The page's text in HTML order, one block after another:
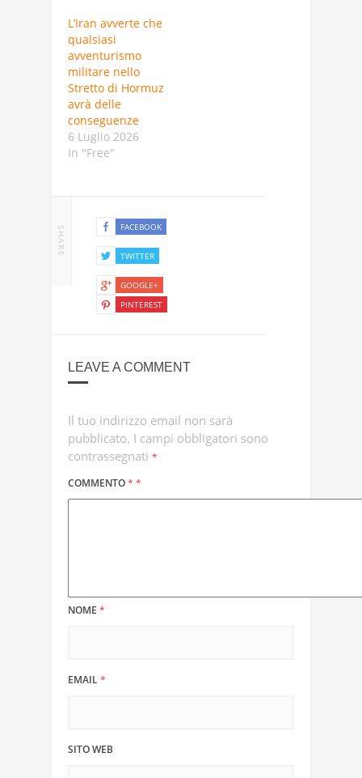
L’Iran avverte che
qualsiasi
avventurismo
militare nello
Stretto di Hormuz
avrà delle
conseguenze
6 Luglio 2026
In "Free"
SHARE FACEBOOK
TWITTER
GOOGLE+
PINTEREST
LEAVE A COMMENT
Il tuo indirizzo email non sarà
pubblicato. I campi obbligatori sono
contrassegnati *
COMMENTO* *
NOME *
EMAIL*
SITO WEB